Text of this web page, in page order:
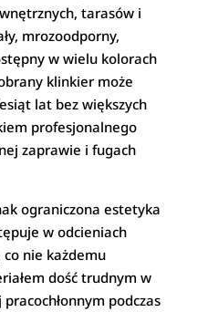
tarasów i
mrozoodporny,
w wielu kolorach
klinkier może
lat bez większych
profesjonalnego
zaprawie i fugach
ograniczona estetyka
w odcieniach
nie każdemu
dość trudnym w
podczas